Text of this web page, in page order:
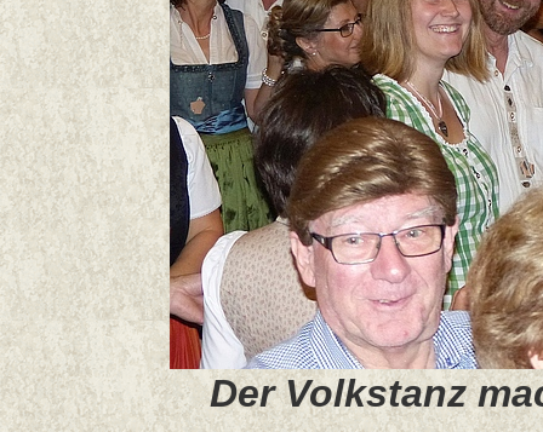
Der Volkstanz